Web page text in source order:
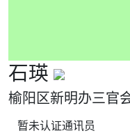
石瑛
榆阳区新明办三官
暂未认证通讯员